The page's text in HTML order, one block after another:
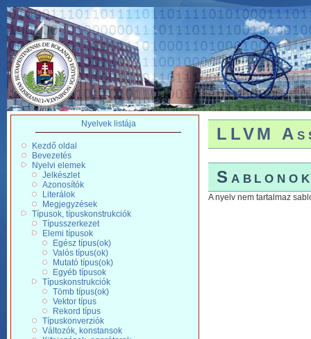
Nyelvek listája
Kezdő oldal
Bevezetés
Nyelvi elemek
Jelkészlet
Azonosítók
Literálok
Megjegyzések
Típusok, típuskonstrukciók
Típusszerkezet
Elemi típusok
Egész típus(ok)
Valós típus(ok)
Mutató típus(ok)
Egyéb típusok
Típuskonstrukciók
Tömb típus(ok)
Vektor típus
Rekord típus
Típuskonverziók
Változók, konstansok
LLVM
A nyelv nem tartalmaz